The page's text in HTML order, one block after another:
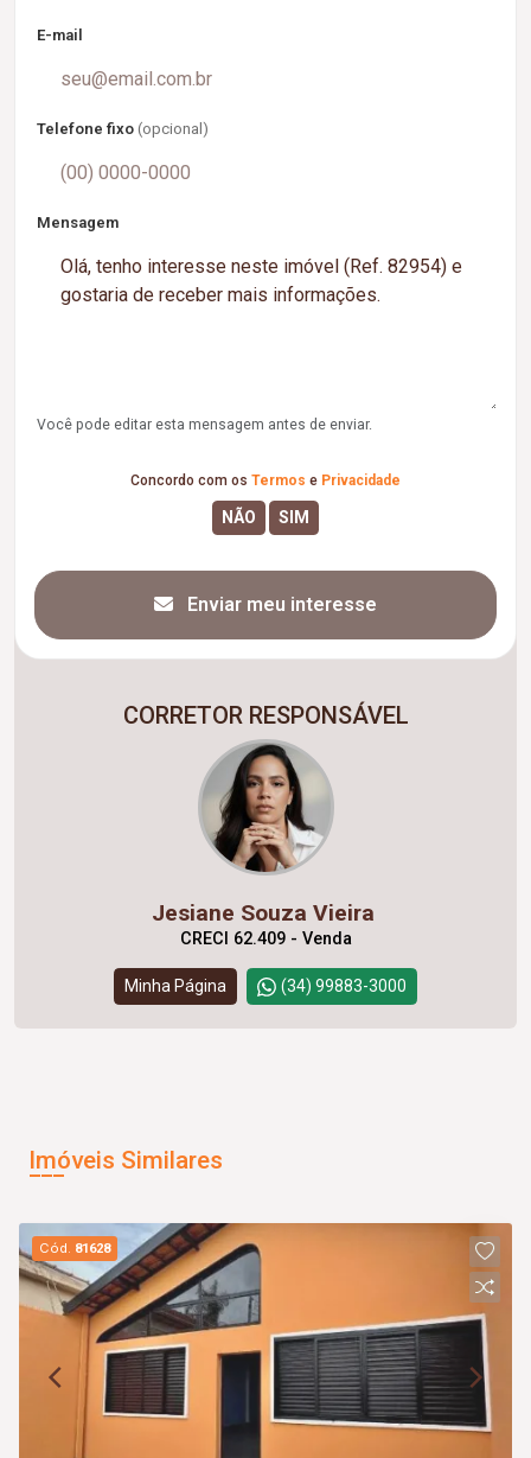
E-mail
Telefone fixo (opcional)
Mensagem
Você pode editar esta mensagem antes de enviar.
Concordo com os Termos e Privacidade
Enviar meu interesse
CORRETOR RESPONSÁVEL
Jesiane Souza Vieira
CRECI 62.409 - Venda
Minha Página (34) 99883-3000
Imóveis Similares
Cód. 81628